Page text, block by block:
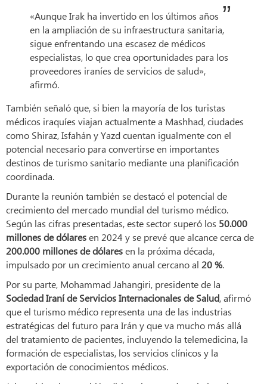
«Aunque Irak ha invertido en los últimos años
en la ampliación de su infraestructura sanitaria,
sigue enfrentando una escasez de médicos
especialistas, lo que crea oportunidades para los
proveedores iraníes de servicios de salud»,
afirmó.
También señaló que, si bien la mayoría de los turistas
médicos iraquíes viajan actualmente a Mashhad, ciudades
como Shiraz, Isfahán y Yazd cuentan igualmente con el
potencial necesario para convertirse en importantes
destinos de turismo sanitario mediante una planificación
coordinada.
Durante la reunión también se destacó el potencial de
crecimiento del mercado mundial del turismo médico.
Según las cifras presentadas, este sector superó los 50.000
millones de dólaresen 2024 y se prevé que alcance cerca de
200.000 millones de dólaresen la próxima década,
impulsado por un crecimiento anual cercano al 20 %.
Por su parte, Mohammad Jahangiri, presidente de la
Sociedad Iraní de Servicios Internacionales de Salud, afirmó
que el turismo médico representa una de las industrias
estratégicas del futuro para Irán y que va mucho más allá
del tratamiento de pacientes, incluyendo la telemedicina, la
formación de especialistas, los servicios clínicos y la
exportación de conocimientos médicos.